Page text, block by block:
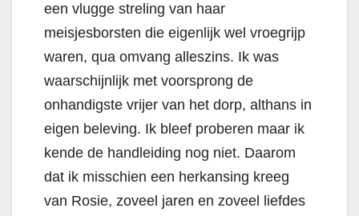
een vlugge streling van haar
meisjesborsten die eigenlijk wel vroegrijp
waren, qua omvang alleszins. Ik was
waarschijnlijk met voorsprong de
onhandigste vrijer van het dorp, althans in
eigen beleving. Ik bleef proberen maar ik
kende de handleiding nog niet. Daarom
dat ik misschien een herkansing kreeg
van Rosie, zoveel jaren en zoveel liefdes